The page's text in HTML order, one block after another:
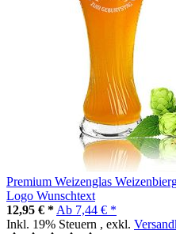
Premium Weizenglas
Logo Wunschtext
12,95 € * Ab 7,44 € *
Inkl. 19% Steuern , exkl.